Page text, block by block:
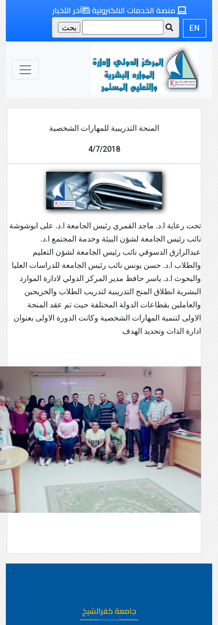
آخر الآخبار منصة الخدمات الالكترونية
EN
المنحة التدريبية للمهارات الشخصية
4/7/2018
تحت رعاية ا.د. ماجد القمري رئيس الجامعة ا.د. على ابوشوشة
نائب رئيس الجامعة لشؤن البيئة وخدمة المجتمع ا.د.
عبدالرازق الدسوقي نائب رئيس الجامعة لشؤن التعليم
والطلاب ا.د. حسن يونس نائب رئيس الجامعة للدراسات العليا
والبحوث ا.د. ياسر حافظ مدير المركز الدولي لادارة الموارد
البشرية انطلاق المنح التدريبية لتدريب الطلاب والخريحبن
والعاملين بقطاعات الدولة المختلفة حيث تم عقد المنحة
الاولى لتنمية المهارات الشخصية وكانت الدورة الاولى بعنوان
ادارة الذات وتحديد الهدف
جامعة كفرالشيخ